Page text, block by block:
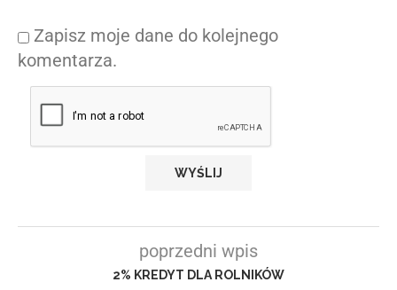
Zapisz moje dane do kolejnego
komentarza.
poprzedni wpis
2% KREDYT DLA ROLNIKÓW